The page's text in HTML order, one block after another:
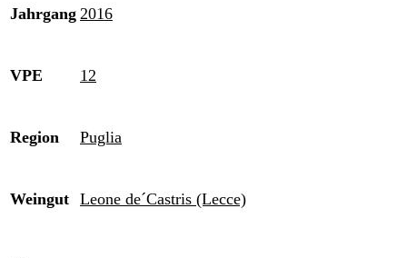
Jahrgang 2016
VPE 12
Region Puglia
Weingut Leone de´Castris (Lecce)